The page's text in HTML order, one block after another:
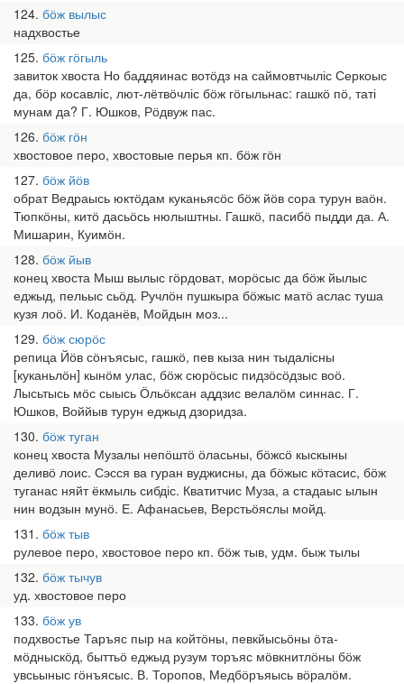
124 бӧж вылыс
надхвостье
125 бӧж гӧгыль
завиток хвоста Но баддяинас вотӧдз на саймовтчыліс Серкоыс
да, бӧр косавліс, лют-лётвӧчліс бӧж гӧгыльнас: гашкӧ пӧ, таті
мунам да? Г. Юшков, Рӧдвуж пас.
126 бӧж гӧн
хвостовое перо, хвостовые перья кп. бӧж гӧн
127 бӧж йӧв
обрат Ведраысь юктӧдам куканьясӧс бӧж йӧв сора турун ваӧн.
Тюпкӧны, китӧ дасьӧсь нюлыштны. Гашкӧ, пасибӧ пыдди да. А.
Мишарин, Куимӧн.
128 бӧж йыв
конец хвоста Мыш вылыс гӧрдоват, морӧсыс да бӧж йылыс
еджыд, пельыс сьӧд. Ручлӧн пушкыра бӧжыс матӧ аслас туша
кузя лоӧ. И. Коданёв, Мойдын моз...
129 бӧж сюрӧс
репица Йӧв сӧнъясыс, гашкӧ, пев кыза нин тыдалісны
[куканьлӧн] кынӧм улас, бӧж сюрӧсыс пидзӧсӧдзыс воӧ.
Лысьтысь мӧс сыысь Ӧльӧксан аддзис велалӧм синнас. Г.
Юшков, Воййыв турун еджыд дзоридза.
130 бӧж туган
конец хвоста Музалы непӧштӧ ӧласьны, бӧжсӧ кыскыны
деливӧ лоис. Сэсся ва гуран вуджисны, да бӧжыс кӧтасис, бӧж
туганас няйт ёкмыль сибдіс. Кватитчис Муза, а стадаыс ылын
нин водзын мунӧ. Е. Афанасьев, Верстьӧяслы мойд.
131 бӧж тыв
рулевое перо, хвостовое перо кп. бӧж тыв, удм. быж тылы
132 бӧж тычув
уд. хвостовое перо
133 бӧж ув
подхвостье Таръяс пыр на койтӧны, певкйысьӧны ӧта-
мӧдныскӧд, быттьӧ еджыд рузум торъяс мӧвкнитлӧны бӧж
увсьыныс гӧнъясыс. В. Торопов, Медбӧръяысь вӧралӧм.